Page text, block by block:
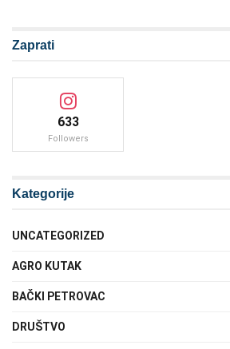
Zaprati
633
Followers
Kategorije
UNCATEGORIZED
AGRO KUTAK
BAČKI PETROVAC
DRUŠTVO